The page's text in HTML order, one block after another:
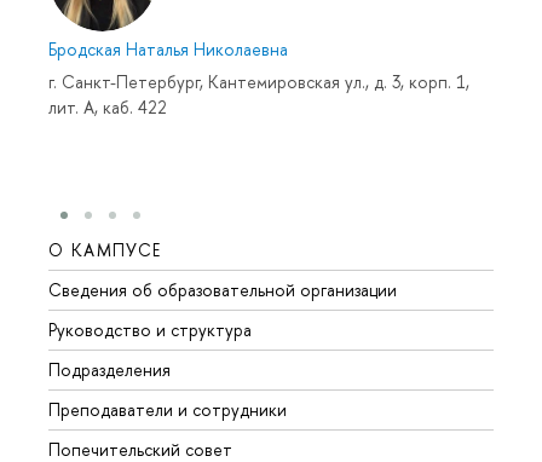
Бродская Наталья Николаевна
г. Санкт-Петербург, Кантемировская ул., д. 3, корп. 1,
лит. А, каб. 422
О КАМПУСЕ
Сведения об образовательной организации
Руководство и структура
Подразделения
Преподаватели и сотрудники
Попечительский совет